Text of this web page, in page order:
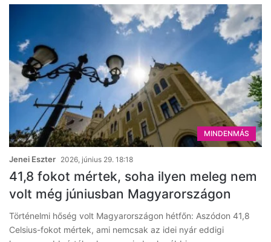
MINDENMÁS
Jenei Eszter 2026, június 29. 18:18
41,8 fokot mértek, soha ilyen meleg nem
volt még júniusban Magyarországon
Történelmi hőség volt Magyarországon hétfőn: Aszódon 41,8
Celsius-fokot mértek, ami nemcsak az idei nyár eddigi